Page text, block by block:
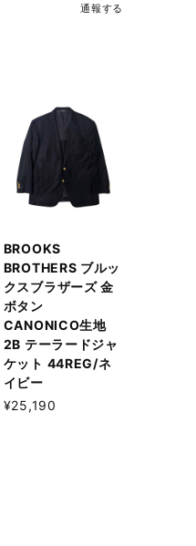
通報する
BROOKS
BROTHERS ブルッ
クスブラザーズ 金
ボタン
CANONICO生地
2B テーラードジャ
ケット 44REG/ネ
イビー
¥25,190